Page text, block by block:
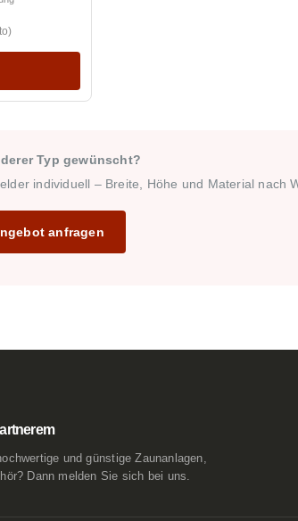
Typ gewünscht?
individuell – Breite, Höhe und Material nach
anfragen
und günstige Zaunanlagen,
Dann melden Sie sich bei uns.